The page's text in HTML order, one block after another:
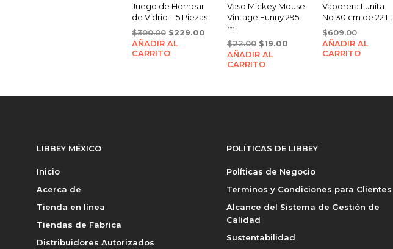
Juego de Hornear
de Vidrio – 5 Piezas
$300.00 Original
price
was:
$229.00Current
$229.00.
AÑADIR AL
CARRITO
Vaso Mickey Mouse
Vintage Funny 295
ml
$22.00 Original
price
was:
$19.00Current
AÑADIR AL
CARRITO
Vaporera Lunita
No.30 cm de 22 Lt
$609.00
AÑADIR AL
CARRITO
LIBBEY MÉXICO
Inicio
Acerca de
Tienda en línea
Tiendas de Fabrica
Distribuidores Autorizados
POLÍTICAS DE LIBBEY
Políticas de Negocio
Terminos y Condiciones para Clientes
Alcance del Sistema de Gestión de
Calidad
Sustentabilidad